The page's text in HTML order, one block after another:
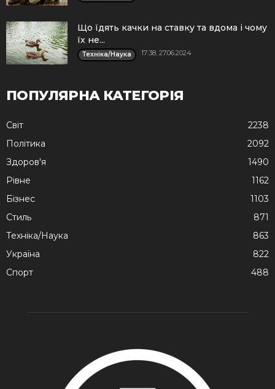
Що їдять качки на ставку та вдома і чому
їх не...
Техніка/Наука 17:38, 27.06.2024
ПОПУЛЯРНА КАТЕГОРІЯ
Cвіт
2238
Політика
2092
Здоров'я
1490
Рівне
1162
Бізнес
1103
Стиль
871
Техніка/Наука
863
Україна
822
Спорт
488